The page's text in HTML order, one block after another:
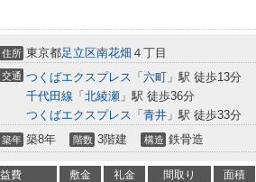
住所 東京都足立区南花畑 ４丁目
交通 つくばエクスプレス 「 六町 」駅 徒歩13分
千代田線 「 北綾瀬 」駅 徒歩36分
つくばエクスプレス 「 青井 」駅 徒歩33分
築年 築8年 階数 3階建 構造 鉄骨造
費 敷金 礼金 間取り 面積